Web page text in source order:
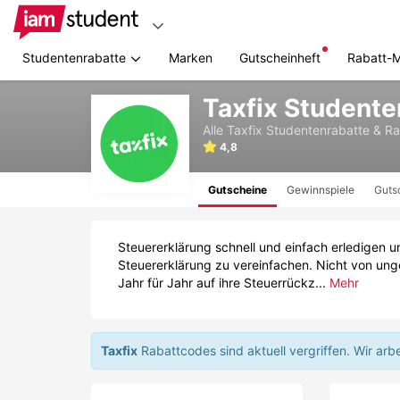
Studentenrabatte Marken Gutscheinheft Rabatt-
Taxfix
Alle Taxfix Studentenrabatte &
4,8
Gutscheine Gewinnspiele
Steuererklärung schnell und einfach erledigen
Steuererklärung zu vereinfachen. Nicht von
Jahr für Jahr auf ihre Steuerrückz... Mehr
Taxfix Rabattcodes sind aktuell vergriffen. Wir